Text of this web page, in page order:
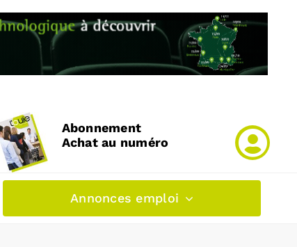
Abonnement
Achat au numéro
Annonces emploi